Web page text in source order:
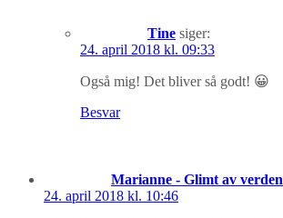
Tine siger:
24. april 2018 kl. 09:33
Også mig! Det bliver så godt! 😀
Besvar
Marianne - Glimt av verden
24. april 2018 kl. 10:46